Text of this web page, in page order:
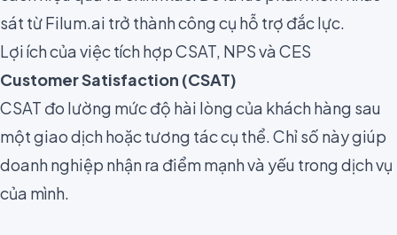
sát từ Filum.ai trở thành công cụ hỗ trợ đắc lực.
Lợi ích của việc tích hợp CSAT, NPS và CES
Customer Satisfaction (CSAT)
CSAT đo lường mức độ hài lòng của khách hàng sau
một giao dịch hoặc tương tác cụ thể. Chỉ số này giúp
doanh nghiệp nhận ra điểm mạnh và yếu trong dịch vụ
của mình.